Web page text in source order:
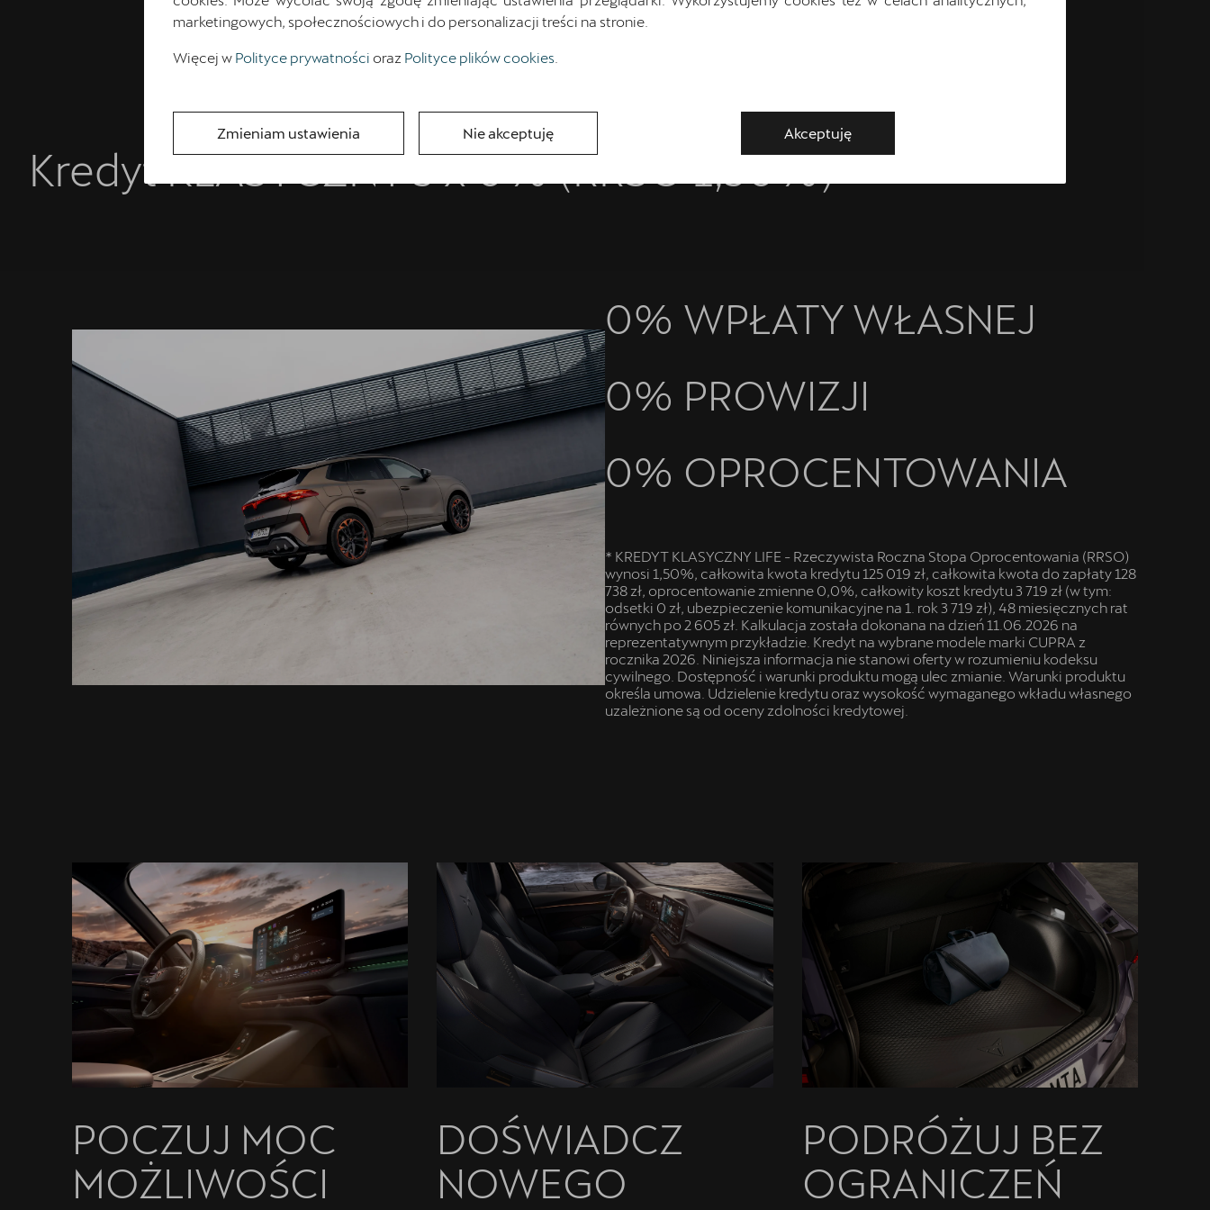
Kredyt KLASYCZNY 3 x 0% (RRSO 1,50%)*
0% WPŁATY WŁASNEJ
0% PROWIZJI
0% OPROCENTOWANIA
* KREDYT KLASYCZNY LIFE - Rzeczywista Roczna Stopa Oprocentowania (RRSO)
wynosi 1,50%, całkowita kwota kredytu 125 019 zł, całkowita kwota do zapłaty 128
738 zł, oprocentowanie zmienne 0,0%, całkowity koszt kredytu 3 719 zł (w tym:
odsetki 0 zł, ubezpieczenie komunikacyjne na 1. rok 3 719 zł), 48 miesięcznych rat
równych po 2 605 zł. Kalkulacja została dokonana na dzień 11.06.2026 na
reprezentatywnym przykładzie. Kredyt na wybrane modele marki CUPRA z
rocznika 2026. Niniejsza informacja nie stanowi oferty w rozumieniu kodeksu
cywilnego. Dostępność i warunki produktu mogą ulec zmianie. Warunki produktu
określa umowa. Udzielenie kredytu oraz wysokość wymaganego wkładu własnego
uzależnione są od oceny zdolności kredytowej.
POCZUJ MOC
MOŻLIWOŚCI
DOŚWIADCZ
NOWEGO
PODRÓŻUJ BEZ
OGRANICZEŃ
marketingowych, społecznościowych i do personalizacji treści na stronie.
Więcej w Polityce prywatności oraz Polityce plików cookies
Zmieniam ustawienia Nie akceptuję Akceptuję